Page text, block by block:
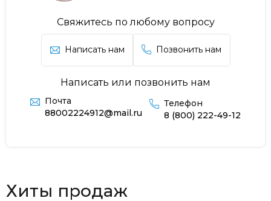
Свяжитесь по любому вопросу
Написать нам Позвонить нам
Написать или позвонить нам
Почта
88002224912@mail.ru
Телефон
8 (800) 222-49-12
Хиты продаж